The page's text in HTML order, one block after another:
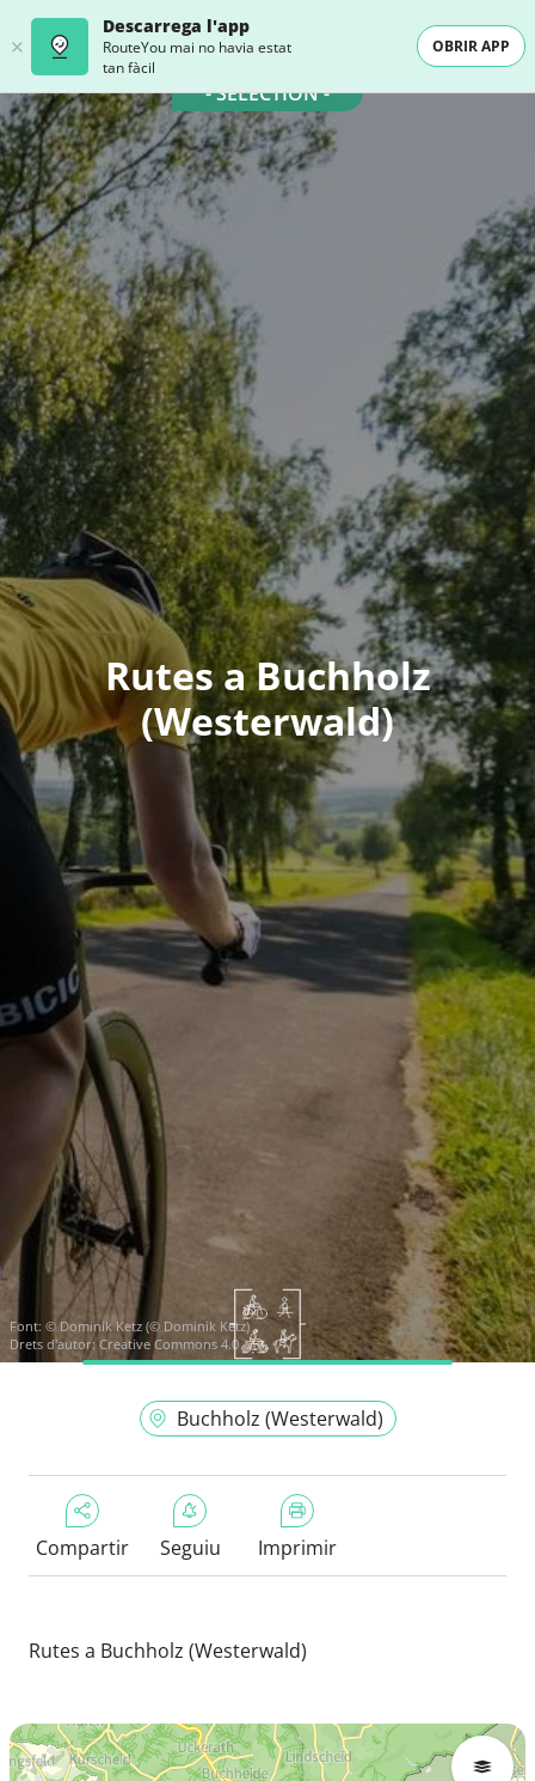
Descarrega l'app
RouteYou mai no havia estat
tan fàcil
OBRIR APP
- SELECTION -
Rutes a Buchholz
(Westerwald)
Font: © Dominik Ketz (© Dominik Ketz)
Drets d'autor: Creative Commons 4.0
Buchholz (Westerwald)
Compartir Seguiu Imprimir
Rutes a Buchholz (Westerwald)